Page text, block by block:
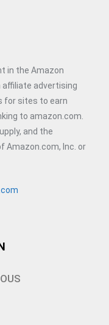
in the Amazon
affiliate advertising
for sites to earn
to amazon.com.
and the
Amazon.com, Inc. or